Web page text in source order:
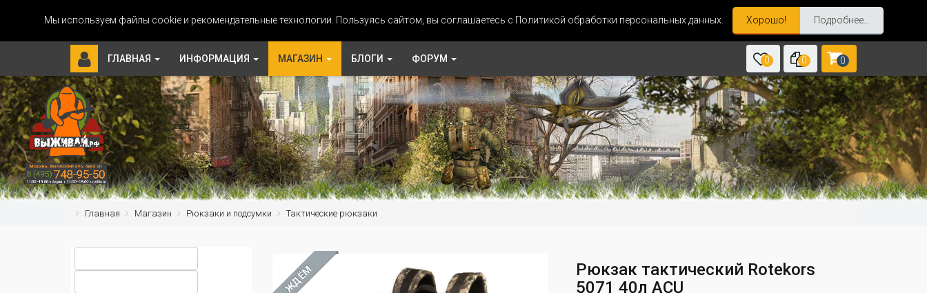
Мы используем файлы cookie и рекомендательные технологии. Пользуясь сайтом, вы соглашаетесь с Политикой обработки персональных данных. Хорошо! Подробнее...
ГЛАВНАЯ ИНФОРМАЦИЯ МАГАЗИН БЛОГИ ФОРУМ 0 0 0
Главная Магазин Рюкзаки и подсумки Тактические рюкзаки
ЖДЁМ
Рюкзак тактический Rotekors
5071 40л ACU